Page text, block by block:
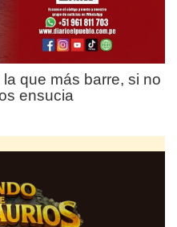
que más barre, si no
ensucia